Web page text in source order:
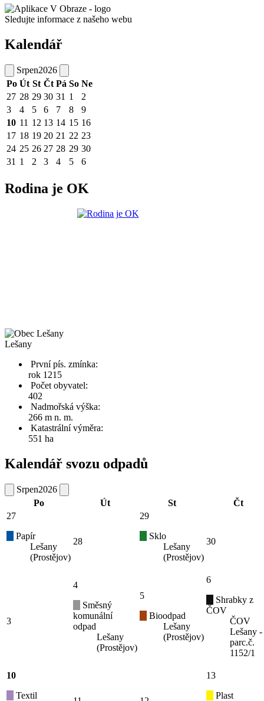
Sledujte informace z našeho webu
Kalendář
Srpen2026
Po Út St Čt Pá So Ne
27 28 29 30 31 1
2
3
4 5 6 7 8
9
10 11 12 13 14 15 16
17 18 19 20 21 22 23
24 25 26 27 28 29 30
31 1 2 3 4 5 6
Rodina je OK
Lešany
První pís. zmínka:
rok 1215
Počet obyvatel:
402
Nadmořská výška:
266 m n. m.
Katastrální výměra:
551 ha
Kalendář svozu odpadů
Srpen2026
Po
Út St
Čt
27
Papír
Lešany
(Prostějov)
28
29
Sklo
Lešany
(Prostějov)
30
3
4
Směsný
komunální
odpad
Lešany
(Prostějov)
5
Bioodpad
Lešany
(Prostějov)
6
Shrabky z
ČOV
ČOV
Lešany -
parc.č.
1152/1
10
Textil
13
Plast